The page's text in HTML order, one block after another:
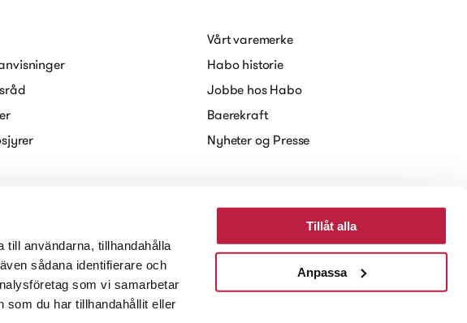
till användarna, tillhandahålla
sådana identifierare och
som vi samarbetar
som du har tillhandahållit eller
Tillåt alla
Anpassa
Vårt varemerke
Habo historie
Jobbe hos Habo
Baerekraft
Nyheter og Presse